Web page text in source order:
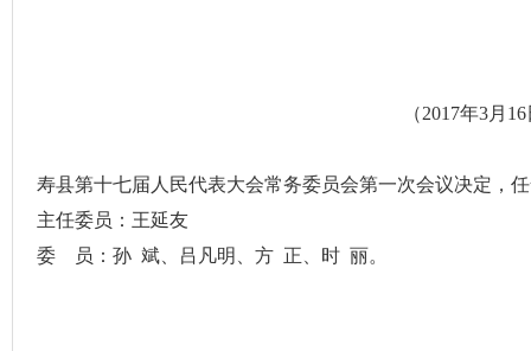
（2017年3月 16
寿县第十七届人民代表大会常务委员会第一次会议决定，
主任委员：王延友
委
员：孙 斌、吕凡明、方 正、时 丽。